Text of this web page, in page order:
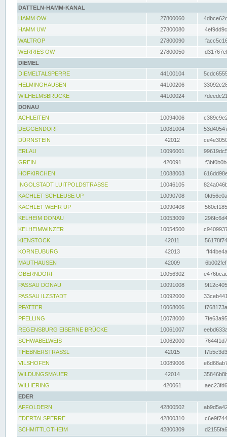
DATTELN-HAMM-KANAL
HAMM OW
27800060
HAMM UW
27800080
WALTROP
27800090
WERRIES OW
27800050
DIEMEL
DIEMELTALSPERRE
44100104
HELMINGHAUSEN
44100206
WILHELMSBRÜCKE
44100024
DONAU
ACHLEITEN
10094006
DEGGENDORF
10081004
DÜRNSTEIN
42012
ERLAU
10096001
GREIN
420091
HOFKIRCHEN
10088003
INGOLSTADT LUITPOLDSTRASSE
10046105
KACHLET SCHLEUSE UP
10090708
KACHLET WEHR UP
10090408
KELHEIM DONAU
10053009
KELHEIMWINZER
10054500
KIENSTOCK
42011
KORNEUBURG
42013
MAUTHAUSEN
42009
OBERNDORF
10056302
PASSAU DONAU
10091008
PASSAU ILZSTADT
10092000
PFATTER
10068006
PFELLING
10078000
REGENSBURG EISERNE BRÜCKE
10061007
SCHWABELWEIS
10062000
THEBNERSTRASSL
42015
VILSHOFEN
10089006
WILDUNGSMAUER
42014
WILHERING
420061
EDER
AFFOLDERN
42800502
EDERTALSPERRE
42800310
SCHMITTLOTHEIM
42800309